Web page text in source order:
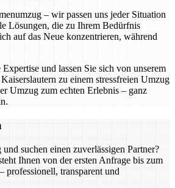
– wir passen uns jeder Situation
Lösungen, die zu Ihrem Bedürfnis
auf das Neue konzentrieren, während
und lassen Sie sich von unserem
zu einem stressfreien Umzug
Umzug zum echten Erlebnis – ganz
suchen einen zuverlässigen Partner?
Ihnen von der ersten Anfrage bis zum
professionell, transparent und